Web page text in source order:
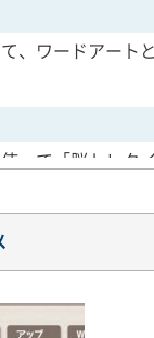
て、ワードアー
って「脳トレク
イアウトの変更
、写真を図形の